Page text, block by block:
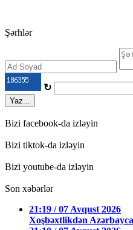
Şərhlər
↻
Yaz...
Bizi facebook-da izləyin
Bizi tiktok-da izləyin
Bizi youtube-da izləyin
Son xəbərlər
21:19 / 07 Avqust 2026
Xoşbəxtlikdən